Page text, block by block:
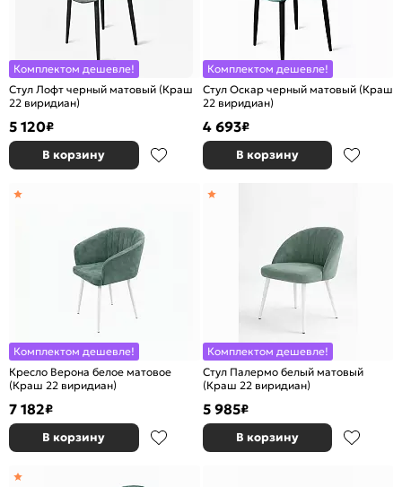
Комплектом дешевле!
Стул Лофт черный матовый (Краш
22 виридиан)
5 120₽
В корзину
Комплектом дешевле!
Стул Оскар черный матовый (Краш
22 виридиан)
4 693₽
В корзину
Комплектом дешевле!
Кресло Верона белое матовое
(Краш 22 виридиан)
7 182₽
В корзину
Комплектом дешевле!
Стул Палермо белый матовый
(Краш 22 виридиан)
5 985₽
В корзину